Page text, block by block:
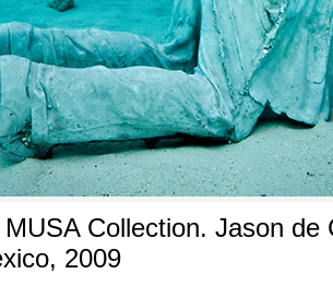
Collection. Jason de
2009